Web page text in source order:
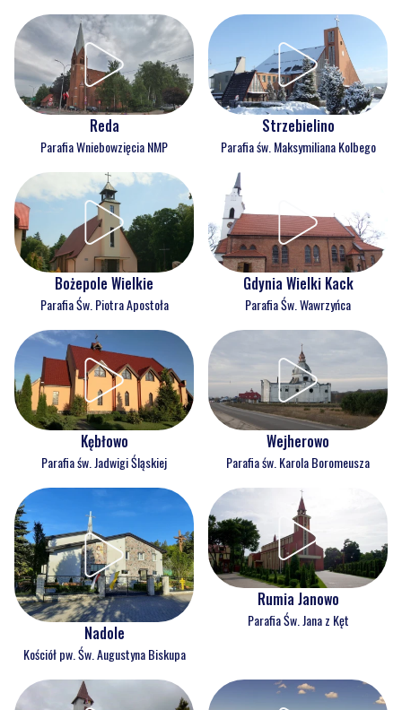
Reda
Parafia Wniebowzięcia NMP
Strzebielino
Parafia św. Maksymiliana Kolbego
Bożepole Wielkie
Parafia Św. Piotra Apostoła
Gdynia Wielki Kack
Parafia Św. Wawrzyńca
Kębłowo
Parafia św. Jadwigi Śląskiej
Wejherowo
Parafia św. Karola Boromeusza
Nadole
Kościół pw. Św. Augustyna Biskupa
Rumia Janowo
Parafia Św. Jana z Kęt